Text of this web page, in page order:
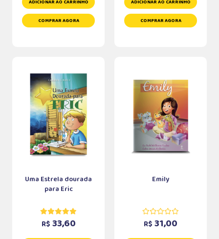
ADICIONAR AO CARRINHO
COMPRAR AGORA
ADICIONAR AO CARRINHO
COMPRAR AGORA
Uma Estrela dourada
para Eric
R$ 33,60
Emily
R$ 31,00